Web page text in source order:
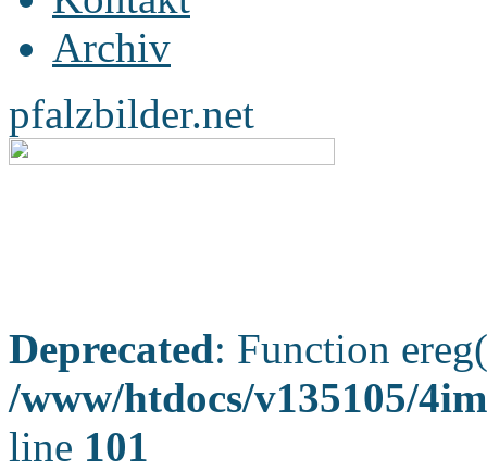
Archiv
pfalzbilder.net
Deprecated: Function
/www/htdocs/v135105/
line 101